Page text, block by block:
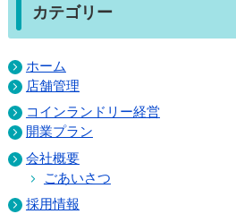
カテゴリー
ホーム
店舗管理
コインランドリー経営
開業プラン
会社概要
ごあいさつ
採用情報